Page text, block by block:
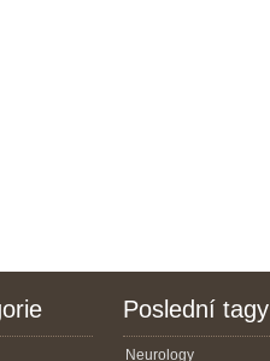
Poslední tagy
Neurology